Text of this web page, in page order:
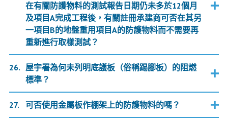
在有關防護物料的測試報告日期仍未多於12個月
及項目A完成工程後，有關註冊承建商可否在其另
一項目B的地盤重用項目A的防護物料而不需要再
重新進行取樣測試？
屋宇署為何未列明底護板（俗稱踢腳板）的阻燃
標準？
可否使用金屬板作棚架上的防護物料的嗎？